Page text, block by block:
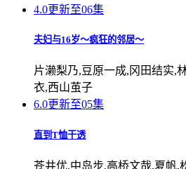
4.0更新至06集
夫妇与16岁～疯狂的邻居～
片濑梨乃,豆原一成,冈田结实,
衣,西山茧子
6.0更新至05集
直到T恤干透
苍井优,中岛步,高桥文哉,夏帆,